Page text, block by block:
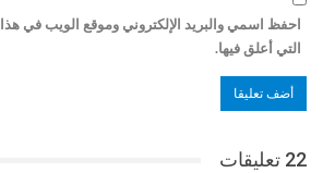
احفظ اسمي والبريد الإلكتروني وموقع الويب في
التي أعلق فيها.
22 تعليقات